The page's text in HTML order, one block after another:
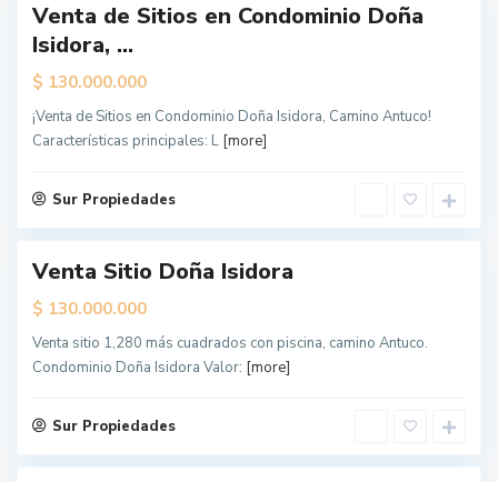
Venta de Sitios en Condominio Doña
Isidora, ...
$ 130.000.000
¡Venta de Sitios en Condominio Doña Isidora, Camino Antuco!
Características principales: L [more]
Sur Propiedades
L
o
s
Á
n
l
e
s
Venta Sitio Doña Isidora
$ 130.000.000
Venta sitio 1,280 más cuadrados con piscina, camino Antuco.
Condominio Doña Isidora Valor: [more]
Sur Propiedades
L
o
s
Á
n
l
e
s